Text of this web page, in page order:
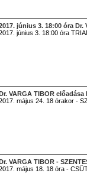
június 3. 18:00 óra Dr.
június 3. 18:00 óra
VARGA TIBOR előadása
május 24. 18 órakor -
VARGA TIBOR -
május 18. 18 óra -